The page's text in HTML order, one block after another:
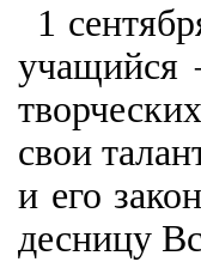
1
учащийся
свои
и его
десницу